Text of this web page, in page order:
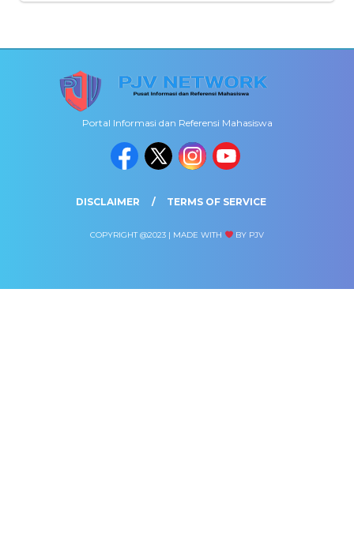
Portal Informasi dan Referensi Mahasiswa
DISCLAIMER TERMS OF SERVICE
COPYRIGHT @2023 | MADE WITH BY PJV